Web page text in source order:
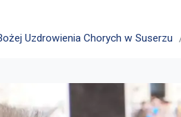
Uzdrowienia Chorych w Suserzu